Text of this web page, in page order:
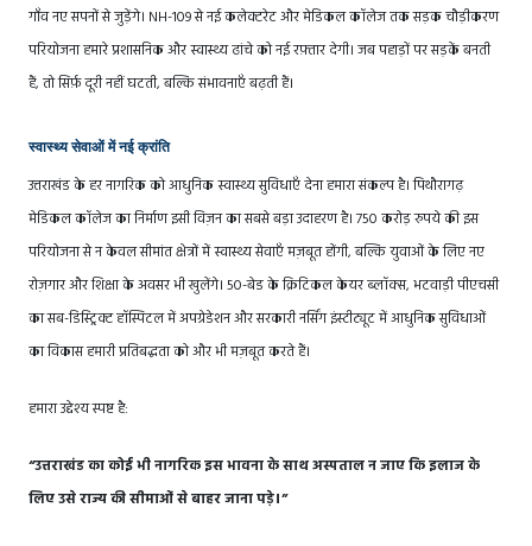
गाँव नए सपनों से जुड़ेंगे। NH-109 से नई कलेक्टरेट और मेडिकल कॉलेज तक सड़क चौड़ीकरण
परियोजना हमारे प्रशासनिक और स्वास्थ्य ढांचे को नई रफ़्तार देगी। जब पहाड़ों पर सड़कें बनती
हैं, तो सिर्फ़ दूरी नहीं घटती, बल्कि संभावनाएँ बढ़ती हैं।
स्वास्थ्य सेवाओं में नई क्रांति
उत्तराखंड के हर नागरिक को आधुनिक स्वास्थ्य सुविधाएँ देना हमारा संकल्प है। पिथौरागढ़
मेडिकल कॉलेज का निर्माण इसी विज़न का सबसे बड़ा उदाहरण है। 750 करोड़ रुपये की इस
परियोजना से न केवल सीमांत क्षेत्रों में स्वास्थ्य सेवाएँ मज़बूत होंगी, बल्कि युवाओं के लिए नए
रोज़गार और शिक्षा के अवसर भी खुलेंगे। 50-बेड के क्रिटिकल केयर ब्लॉक्स, भटवाड़ी पीएचसी
का सब-डिस्ट्रिक्ट हॉस्पिटल में अपग्रेडेशन और सरकारी नर्सिंग इंस्टीट्यूट में आधुनिक सुविधाओं
का विकास हमारी प्रतिबद्धता को और भी मज़बूत करते हैं।
हमारा उद्देश्य स्पष्ट है:
“उत्तराखंड का कोई भी नागरिक इस भावना के साथ अस्पताल न जाए कि इलाज के
लिए उसे राज्य की सीमाओं से बाहर जाना पड़े।”